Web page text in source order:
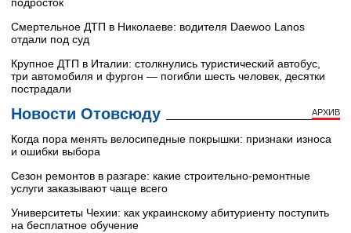
подросток
Смертельное ДТП в Николаеве: водителя Daewoo Lanos
отдали под суд
Крупное ДТП в Италии: столкнулись туристический автобус,
три автомобиля и фургон — погибли шесть человек, десятки
пострадали
Новости Отовсюду АРХИВ
Когда пора менять велосипедные покрышки: признаки износа
и ошибки выбора
Сезон ремонтов в разгаре: какие строительно-ремонтные
услуги заказывают чаще всего
Университеты Чехии: как украинскому абитуриенту поступить
на бесплатное обучение